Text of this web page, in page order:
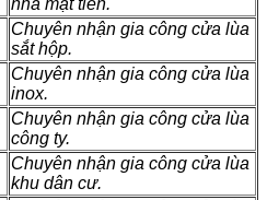
nhà mặt tiền.
Chuyên nhận gia công cửa lùa
sắt hộp.
Chuyên nhận gia công cửa lùa
inox.
Chuyên nhận gia công cửa lùa
công ty.
Chuyên nhận gia công cửa lùa
khu dân cư.